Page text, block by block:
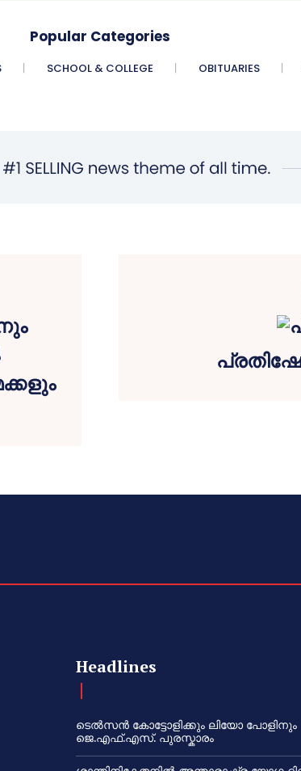
Popular Categories
SCHOOL & COLLEGE OBITUARIES
Headlines
ടെൽസൻ കോട്ടോളിക്കും ലിയോ പോളിനും
ജെ.എഫ്.എസ്. പുരസ്കാരം